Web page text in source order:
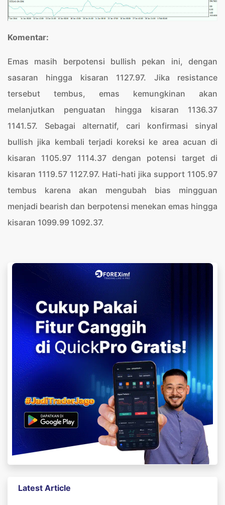
Komentar:
Emas masih berpotensi bullish pekan ini, dengan
sasaran hingga kisaran 1127.97. Jika resistance
tersebut tembus, emas kemungkinan akan
melanjutkan penguatan hingga kisaran 1136.37
1141.57. Sebagai alternatif, cari konfirmasi sinyal
bullish jika kembali terjadi koreksi ke area acuan di
kisaran 1105.97 1114.37 dengan potensi target di
kisaran 1119.57 1127.97. Hati-hati jika support 1105.97
tembus karena akan mengubah bias mingguan
menjadi bearish dan berpotensi menekan emas hingga
kisaran 1099.99 1092.37.
Latest Article